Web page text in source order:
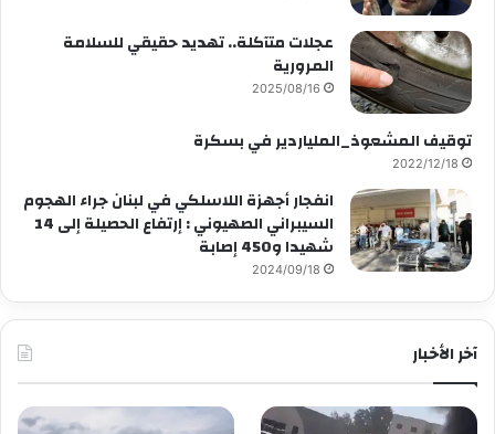
عجلات متآكلة.. تهديد حقيقي للسلامة
المرورية
2025/08/16
توقيف المشعوذ_الملياردير في بسكرة
2022/12/18
انفجار أجهزة اللاسلكي في لبنان جراء الهجوم
السيبراني الصهيوني : إرتفاع الحصيلة إلى 14
شهيدا و450 إصابة
2024/09/18
آخر الأخبار